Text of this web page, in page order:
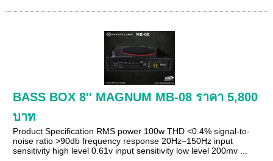
BASS BOX 8″ MAGNUM MB-08 ราคา 5,800
บาท
Product Specification RMS power 100w THD <0.4% signal-to-
noise ratio >90db frequency response 20Hz–150Hz input
sensitivity high level 0.61v input sensitivity low level 200mv ...